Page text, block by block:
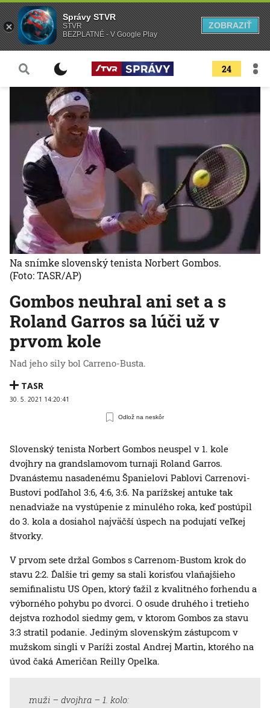
24
Gombos neuhral ani set a s
Roland Garros sa lúči už v
prvom kole
Nad jeho sily bol Carreno-Busta.
TASR
30. 5. 2021 14:20:41
Odlož na neskôr
Na snímke slovenský tenista Norbert Gombos.
(Foto: TASR/AP)
Slovenský tenista Norbert Gombos neuspel v 1. kole
dvojhry na grandslamovom turnaji Roland Garros.
Dvanástemu nasadenému Španielovi Pablovi Carrenovi-
Bustovi podľahol 3:6, 4:6, 3:6. Na parížskej antuke tak
nenadviaže na vystúpenie z minulého roka, keď postúpil
do 3. kola a dosiahol najväčší úspech na podujatí veľkej
štvorky.
V prvom sete držal Gombos s Carrenom-Bustom krok do
stavu 2:2. Ďalšie tri gemy sa stali korisťou vlaňajšieho
semifinalistu US Open, ktorý ťažil z kvalitného forhendu a
výborného pohybu po dvorci. O osude druhého i tretieho
dejstva rozhodol siedmy gem, v ktorom Gombos za stavu
3:3 stratil podanie. Jediným slovenským zástupcom v
mužskom singli v Paríži zostal Andrej Martin, ktorého na
úvod čaká Američan Reilly Opelka.
muži – dvojhra – 1. kolo:
Správy STVR
STVR
BEZPLATNÉ - V Google Play
ZOBRAZIŤ